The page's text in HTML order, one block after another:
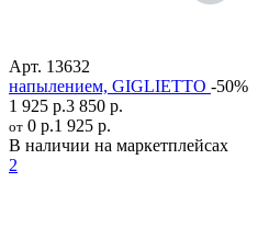
Арт. 13632
напылением, GIGLIETTO -50%
1 925 р.3 850 р.
от 0 р.1 925 р.
В наличии на маркетплейсах
2